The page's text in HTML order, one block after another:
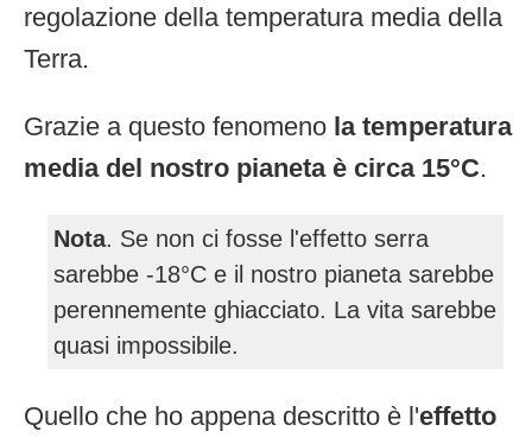
regolazione della temperatura media della
Terra.
Grazie a questo fenomeno la temperatura
media del nostro pianeta è circa 15°C.
Nota. Se non ci fosse l'effetto serra
sarebbe -18°C e il nostro pianeta sarebbe
perennemente ghiacciato. La vita sarebbe
quasi impossibile.
Quello che ho appena descritto è l'effetto